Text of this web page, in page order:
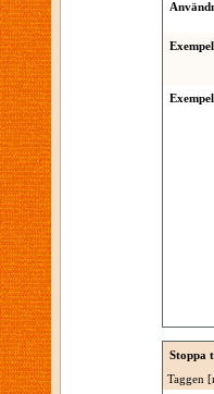
Stoppa
Taggen